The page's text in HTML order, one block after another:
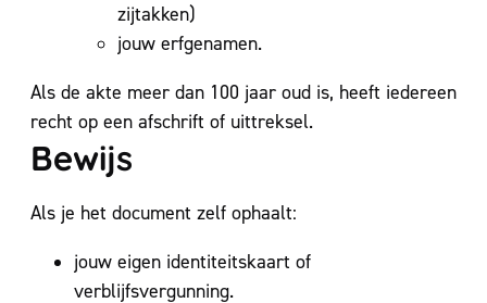
zijtakken)
jouw erfgenamen.
Als de akte meer dan 100 jaar oud is, heeft iedereen
recht op een afschrift of uittreksel.
Bewijs
Als je het document zelf ophaalt:
jouw eigen identiteitskaart of
verblijfsvergunning.